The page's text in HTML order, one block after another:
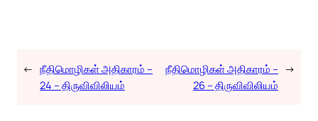
← நீதிமொழிகள் அதிகாரம் –
24 – திருவிவிலியம்
நீதிமொழிகள் அதிகாரம் –
26 – திருவிவிலியம்
→